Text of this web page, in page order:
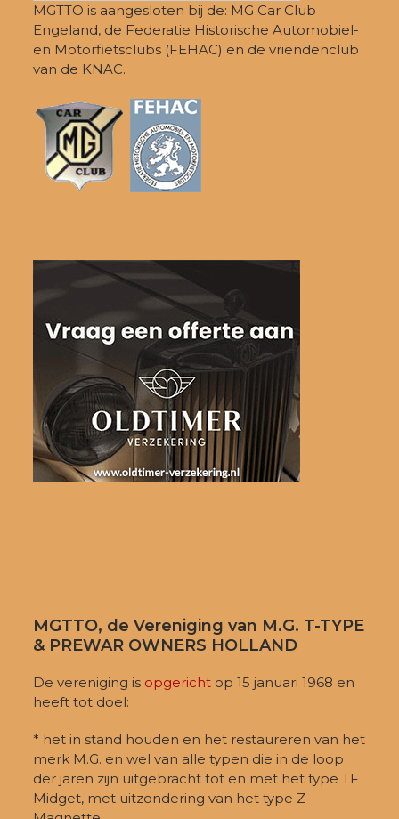
MGTTO is aangesloten bij de: MG Car Club
Engeland, de Federatie Historische Automobiel-
en Motorfietsclubs (FEHAC) en de vriendenclub
van de KNAC.
MGTTO, de Vereniging van M.G. T-TYPE
& PREWAR OWNERS HOLLAND
De vereniging is opgericht op 15 januari 1968 en
heeft tot doel:
* het in stand houden en het restaureren van het
merk M.G. en wel van alle typen die in de loop
der jaren zijn uitgebracht tot en met het type TF
Midget, met uitzondering van het type Z-